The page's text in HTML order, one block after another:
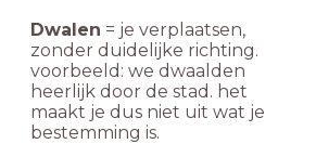
Dwalen = je verplaatsen,
zonder duidelijke richting.
voorbeeld: we dwaalden
heerlijk door de stad. het
maakt je dus niet uit wat je
bestemming is.